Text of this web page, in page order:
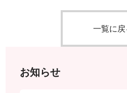
一覧に戻
お知らせ